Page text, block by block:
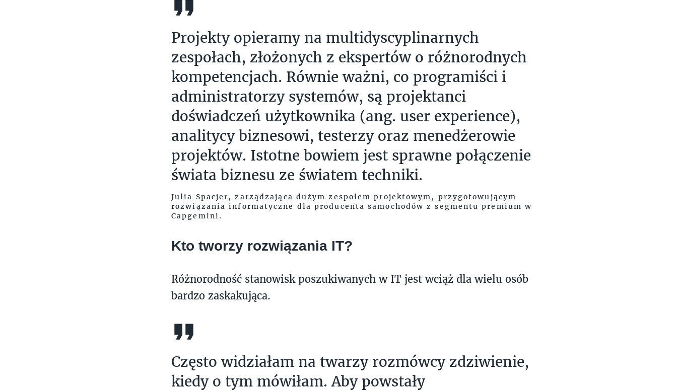
Projekty opieramy na multidyscyplinarnych
zespołach, złożonych z ekspertów o różnorodnych
kompetencjach. Równie ważni, co programiści i
administratorzy systemów, są projektanci
doświadczeń użytkownika (ang. user experience),
analitycy biznesowi, testerzy oraz menedżerowie
projektów. Istotne bowiem jest sprawne połączenie
świata biznesu ze światem techniki.
Julia Spacjer, zarządzająca dużym zespołem projektowym, przygotowującym
rozwiązania informatyczne dla producenta samochodów z segmentu premium w
Capgemini.
Kto tworzy rozwiązania IT?
Różnorodność stanowisk poszukiwanych w IT jest wciąż dla wielu osób
bardzo zaskakująca.
Często widziałam na twarzy rozmówcy zdziwienie,
kiedy o tym mówiłam. Aby powstały